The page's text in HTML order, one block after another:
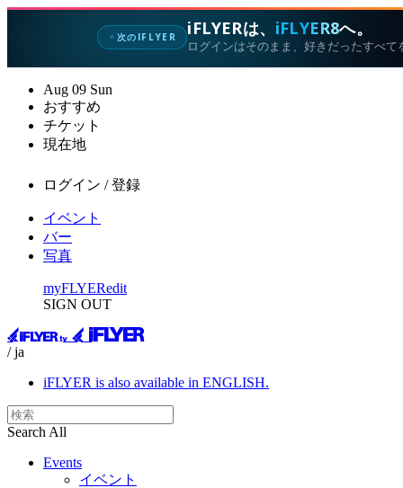
✦次のIFLYER iFLYERは、 iFLYER8へ。
ログインはそのまま、好きだったすべて
Aug 09 Sun
おすすめ
チケット
現在地
ログイン / 登録
イベント
バー
写真
myFLYERedit
SIGN OUT
/ ja
iFLYER is also available in ENGLISH.
Search All
Events
イベント